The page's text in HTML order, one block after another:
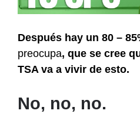
Después hay un 80 –
preocupa, que se cree
TSA va a vivir de esto.
No, no, no.